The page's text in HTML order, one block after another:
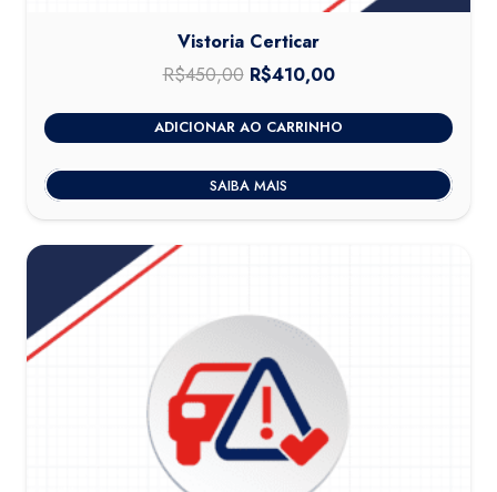
Vistoria Certicar
R$450,00 O
original
era:
R$450,00.
R$410,00O
atual
é:
R$410,00.
ADICIONAR AO CARRINHO
SAIBA MAIS